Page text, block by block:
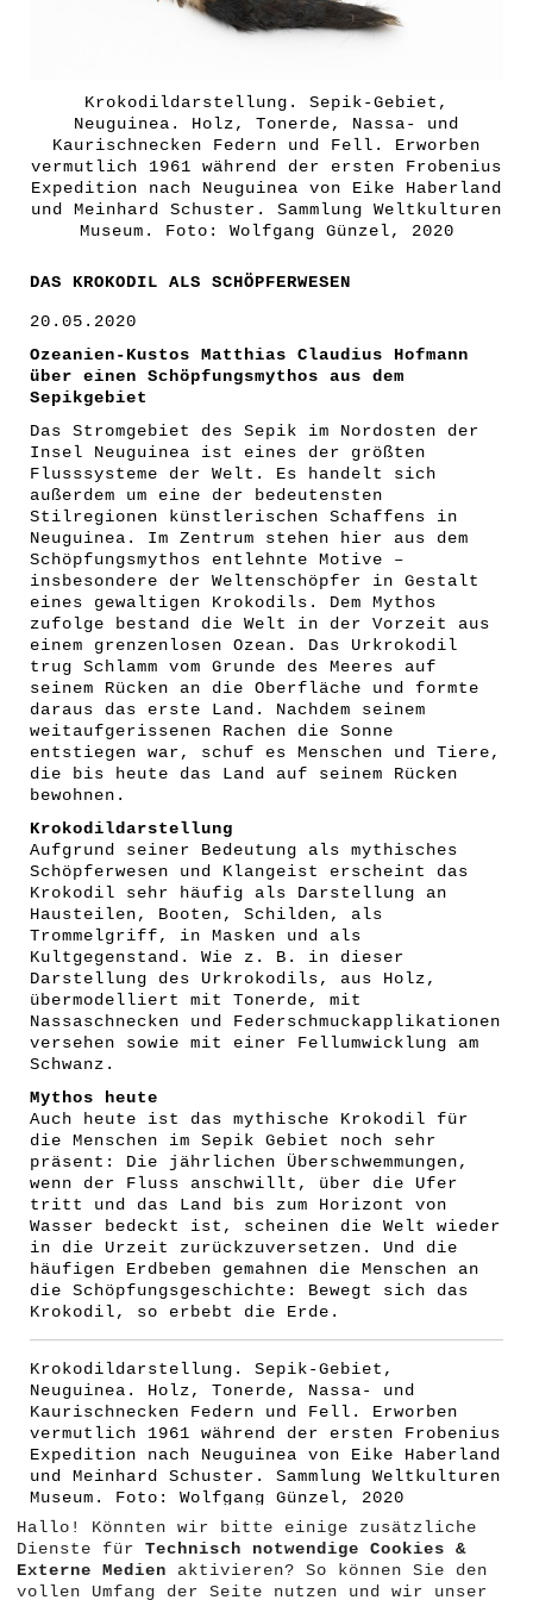
DAS KROKODIL ALS SCHÖPFERWESEN
20.05.2020
Ozeanien-Kustos Matthias Claudius Hofmann
über einen Schöpfungsmythos aus dem
Sepikgebiet
Das Stromgebiet des Sepik im Nordosten der
Insel Neuguinea ist eines der größten
Flusssysteme der Welt. Es handelt sich
außerdem um eine der bedeutensten
Stilregionen künstlerischen Schaffens in
Neuguinea. Im Zentrum stehen hier aus dem
Schöpfungsmythos entlehnte Motive –
insbesondere der Weltenschöpfer in Gestalt
eines gewaltigen Krokodils. Dem Mythos
zufolge bestand die Welt in der Vorzeit aus
einem grenzenlosen Ozean. Das Urkrokodil
trug Schlamm vom Grunde des Meeres auf
seinem Rücken an die Oberfläche und formte
daraus das erste Land. Nachdem seinem
weitaufgerissenen Rachen die Sonne
entstiegen war, schuf es Menschen und Tiere,
die bis heute das Land auf seinem Rücken
bewohnen.
Krokodildarstellung
Aufgrund seiner Bedeutung als mythisches
Schöpferwesen und Klangeist erscheint das
Krokodil sehr häufig als Darstellung an
Hausteilen, Booten, Schilden, als
Trommelgriff, in Masken und als
Kultgegenstand. Wie z. B. in dieser
Darstellung des Urkrokodils, aus Holz,
übermodelliert mit Tonerde, mit
Nassaschnecken und Federschmuckapplikationen
versehen sowie mit einer Fellumwicklung am
Schwanz.
Mythos heute
Auch heute ist das mythische Krokodil für
die Menschen im Sepik Gebiet noch sehr
präsent: Die jährlichen Überschwemmungen,
wenn der Fluss anschwillt, über die Ufer
tritt und das Land bis zum Horizont von
Wasser bedeckt ist, scheinen die Welt wieder
in die Urzeit zurückzuversetzen. Und die
häufigen Erdbeben gemahnen die Menschen an
die Schöpfungsgeschichte: Bewegt sich das
Krokodil, so erbebt die Erde.
Krokodildarstellung. Sepik-Gebiet,
Neuguinea. Holz, Tonerde, Nassa- und
Kaurischnecken Federn und Fell. Erworben
vermutlich 1961 während der ersten Frobenius
Expedition nach Neuguinea von Eike Haberland
und Meinhard Schuster. Sammlung Weltkulturen
Museum. Foto: Wolfgang Günzel, 2020
Krokodildarstellung. Sepik-Gebiet,
Neuguinea. Holz, Tonerde, Nassa- und
Kaurischnecken Federn und Fell. Erworben
vermutlich 1961 während der ersten Frobenius
Expedition nach Neuguinea von Eike Haberland
und Meinhard Schuster. Sammlung Weltkulturen
Museum. Foto: Wolfgang Günzel, 2020
Hallo! Könnten wir bitte einige zusätzliche
Dienste für Technisch notwendige Cookies &
Externe Medien aktivieren? So können Sie den
vollen Umfang der Seite nutzen und wir unser